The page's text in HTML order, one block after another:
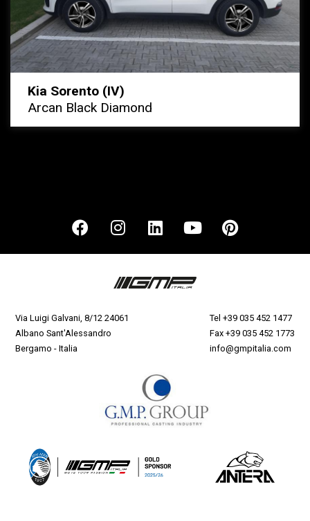
Kia Sorento (IV)
Arcan Black Diamond
Via Luigi Galvani, 8/12 24061
Albano Sant'Alessandro
Bergamo - Italia
Tel +39 035 452 1477
Fax +39 035 452 1773
info@gmpitalia.com